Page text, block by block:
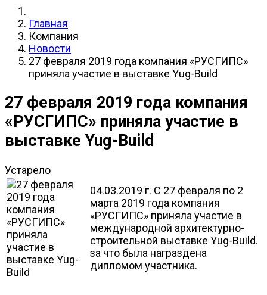
Главная
Компания
Новости
27 февраля 2019 года компания «РУСГИПС»
приняла участие в выставке Yug-Build
27 февраля 2019 года компания
«РУСГИПС» приняла участие в
выставке Yug-Build
Устарело
04.03.2019 г. С 27 февраля по 2
марта 2019 года компания
«РУСГИПС» приняла участие в
международной архитектурно-
строительной выставке Yug-Build.
за что была награздена
дипломом участника.